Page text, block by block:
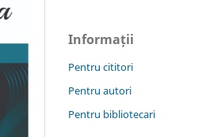
Informații
Pentru cititori
Pentru autori
Pentru bibliotecari